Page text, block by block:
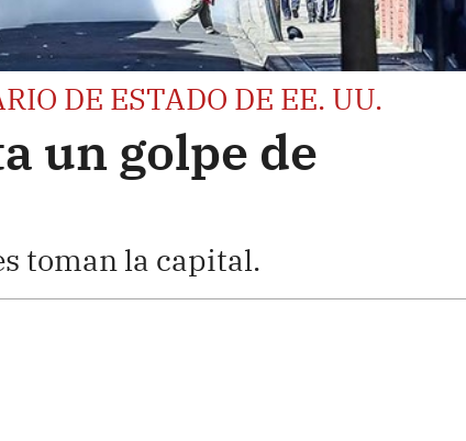
DE ESTADO DE EE. UU.
un golpe de
toman la capital.